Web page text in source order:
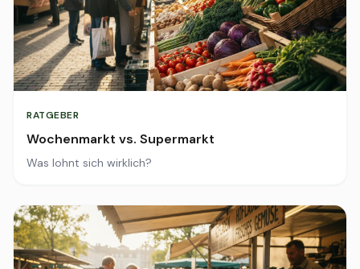
RATGEBER
Wochenmarkt vs. Supermarkt
Was lohnt sich wirklich?